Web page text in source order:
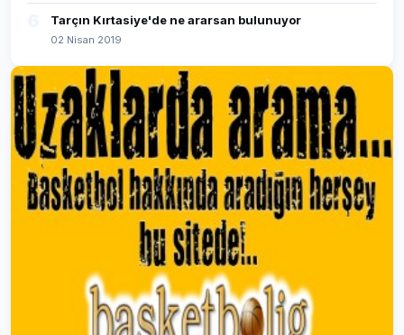
Tarçın Kırtasiye'de ne ararsan bulunuyor
02 Nisan 2019